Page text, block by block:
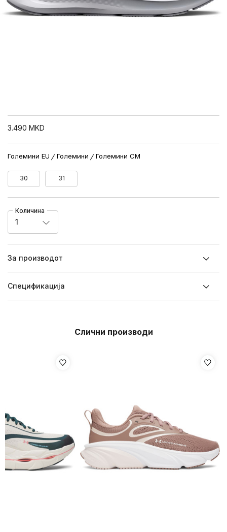
3.490 MKD
Големини EU Големини Големини CM
30 31
Количина
1
За производот
Спецификацијa
Слични производи